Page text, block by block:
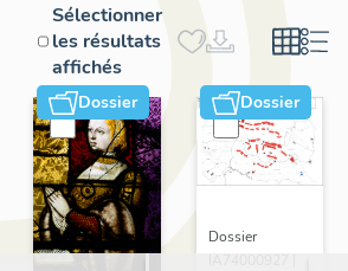
Sélectionner
les résultats
affichés
Dossier Dossier
Dossier